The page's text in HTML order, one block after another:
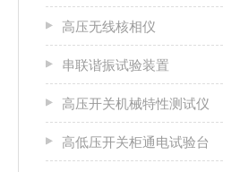
高压无线核相仪
串联谐振试验装置
高压开关机械特性测试仪
高低压开关柜通电试验台